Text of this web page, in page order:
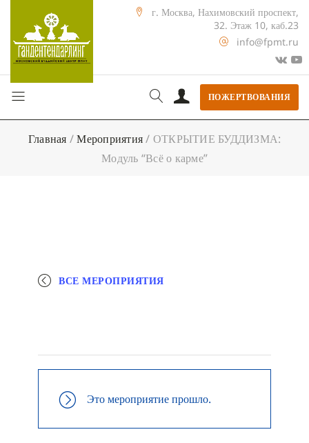
г. Москва, Нахимовский проспект,
32. Этаж 10, каб.23
info@fpmt.ru
ПОЖЕРТВОВАНИЯ
Главная /Мероприятия/ ОТКРЫТИЕ БУДДИЗМА:
Модуль “Всё о карме”
ВСЕ МЕРОПРИЯТИЯ
Это мероприятие прошло.